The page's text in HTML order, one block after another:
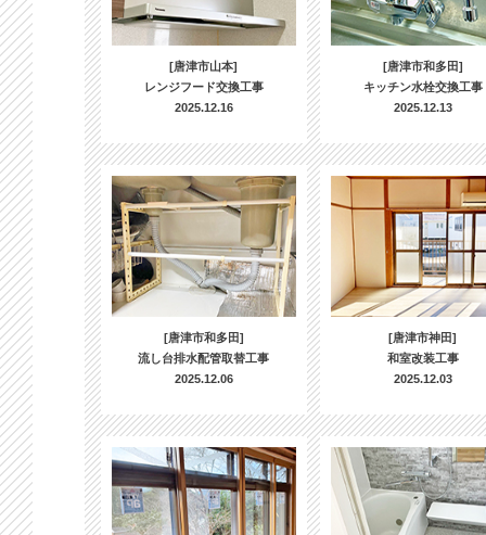
[唐津市山本]
レンジフード交換工事
2025.12.16
[唐津市和多田]
キッチン水栓交換工事
2025.12.13
[唐津市和多田]
流し台排水配管取替工事
2025.12.06
[唐津市神田]
和室改装工事
2025.12.03